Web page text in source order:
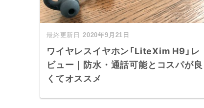
2020年9月21日
ワイヤレスイヤホン「LiteXim H9」レ
ビュー｜防水・通話可能とコスパが良
くてオススメ